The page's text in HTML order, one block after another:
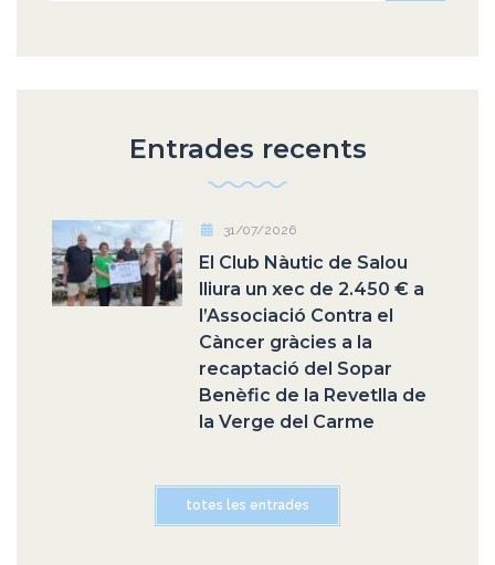
Entrades recents
31/07/2026
El Club Nàutic de Salou
lliura un xec de 2.450 € a
l’Associació Contra el
Càncer gràcies a la
recaptació del Sopar
Benèfic de la Revetlla de
la Verge del Carme
totes les entrades